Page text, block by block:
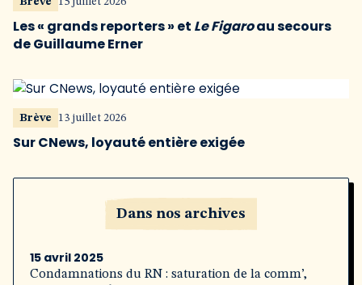
Les « grands reporters » et Le Figaroau secours
de Guillaume Erner
Brève 13 juillet 2026
Sur CNews, loyauté entière exigée
Dans nos archives
15 avril 2025
Condamnations du RN : saturation de la comm’,